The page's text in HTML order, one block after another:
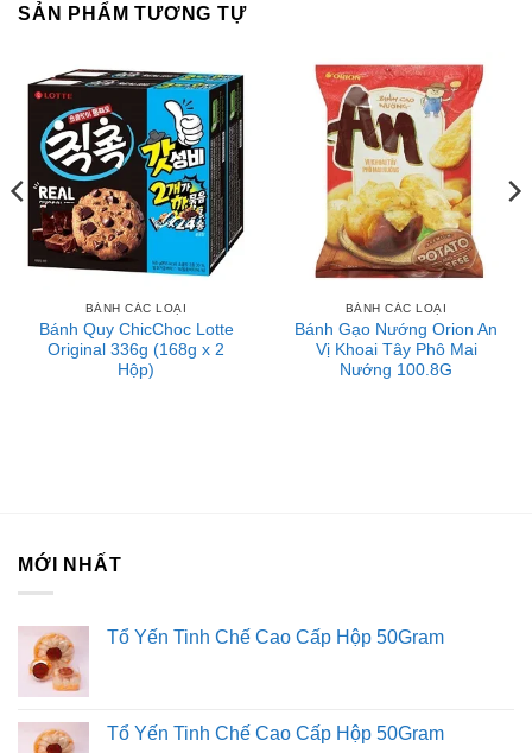
SẢN PHẨM TƯƠNG TỰ
BÁNH CÁC LOẠI
Bánh Quy ChicChoc Lotte
Original 336g (168g x 2
Hộp)
BÁNH CÁC LOẠI
Bánh Gạo Nướng Orion An
Vị Khoai Tây Phô Mai
Nướng 100.8G
MỚI NHẤT
Tổ Yến Tinh Chế Cao Cấp Hộp 50Gram
Tổ Yến Tinh Chế Cao Cấp Hộp 50Gram